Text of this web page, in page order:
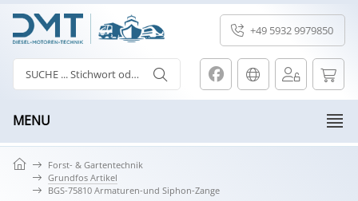
+49 5932 9979850
MENU
Forst- & Gartentechnik
Grundfos Artikel
BGS-75810 Armaturen-und Siphon-Zange